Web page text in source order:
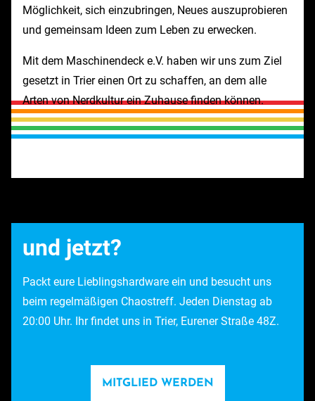
Möglichkeit, sich einzubringen, Neues auszuprobieren
und gemeinsam Ideen zum Leben zu erwecken.
Mit dem Maschinendeck e.V. haben wir uns zum Ziel
gesetzt in Trier einen Ort zu schaffen, an dem alle
Arten von Nerdkultur ein Zuhause finden können.
und jetzt?
Packt eure Lieblingshardware ein und besucht uns
beim regelmäßigen Chaostreff. Jeden Dienstag ab
20:00 Uhr. Ihr findet uns in Trier, Eurener Straße 48Z.
MITGLIED WERDEN